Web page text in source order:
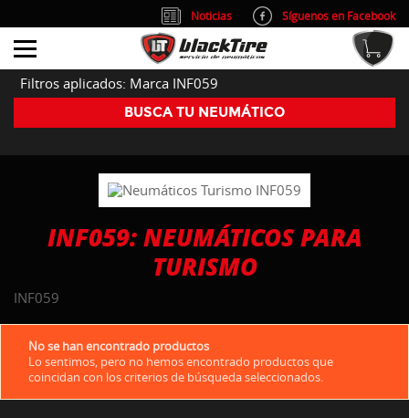
Filtros aplicados: Marca INF059
BUSCA TU NEUMÁTICO
INF059: NEUMÁTICOS PARA
TURISMO
INF059
No se han encontrado productos
Lo sentimos, pero no hemos encontrado productos que
coincidan con los criterios de búsqueda seleccionados.
Noticias
Síguenos en Facebook
info@blacktire.es
914 353 309
Atención al cliente: L/V 9:00-14:00 y 15:00-19:00